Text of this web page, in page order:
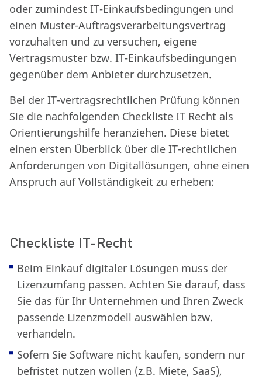
oder zumindest IT-Einkaufsbedingungen und
einen Muster-Auftragsverarbeitungsvertrag
vorzuhalten und zu versuchen, eigene
Vertragsmuster bzw. IT-Einkaufsbedingungen
gegenüber dem Anbieter durchzusetzen.
Bei der IT-vertragsrechtlichen Prüfung können
Sie die nachfolgenden Checkliste IT Recht als
Orientierungshilfe heranziehen. Diese bietet
einen ersten Überblick über die IT-rechtlichen
Anforderungen von Digitallösungen, ohne einen
Anspruch auf Vollständigkeit zu erheben:
Checkliste IT-Recht
Beim Einkauf digitaler Lösungen muss der
Lizenzumfang passen. Achten Sie darauf, dass
Sie das für Ihr Unternehmen und Ihren Zweck
passende Lizenzmodell auswählen bzw.
verhandeln.
Sofern Sie Software nicht kaufen, sondern nur
befristet nutzen wollen (z.B. Miete, SaaS),